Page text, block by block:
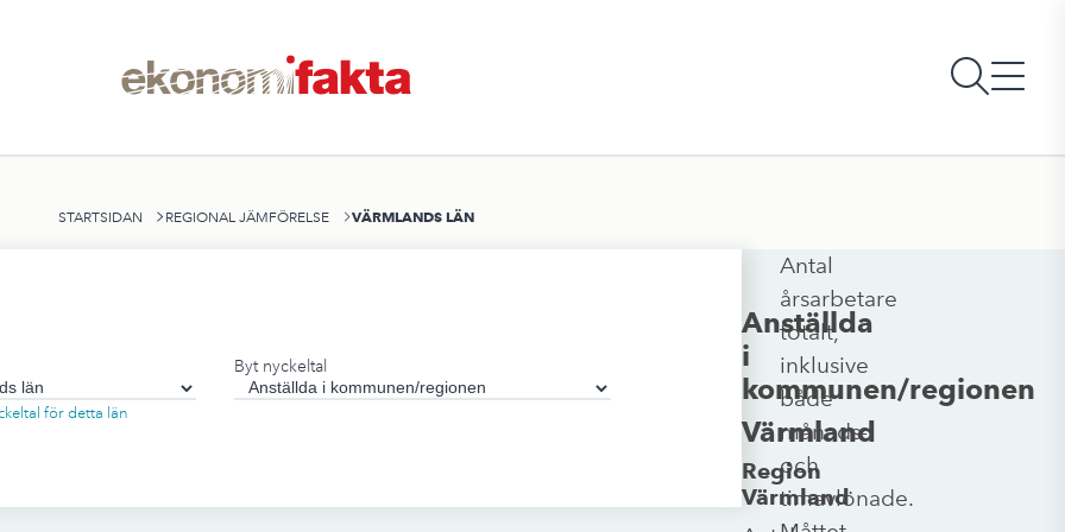
STARTSIDAN REGIONAL JÄMFÖRELSE VÄRMLANDS LÄN
Byt nyckeltal
för detta län
Anställda
i
kommunen/regionen
Värmland
Region
Värmland
Antal
årsarbetare
totalt,
inklusive
både
månads-
och
timavlönade.